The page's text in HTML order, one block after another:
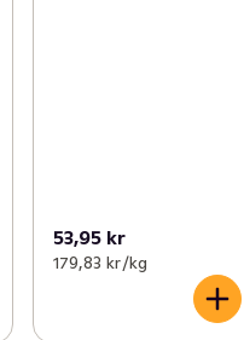
53,95 kr
179,83 kr /kg